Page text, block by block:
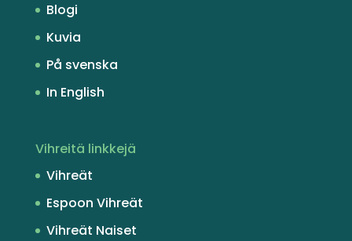
Blogi
Kuvia
På svenska
In English
Vihreitä linkkejä
Vihreät
Espoon Vihreät
Vihreät Naiset